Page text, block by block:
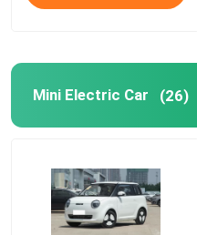
Mini Electric Car (26)